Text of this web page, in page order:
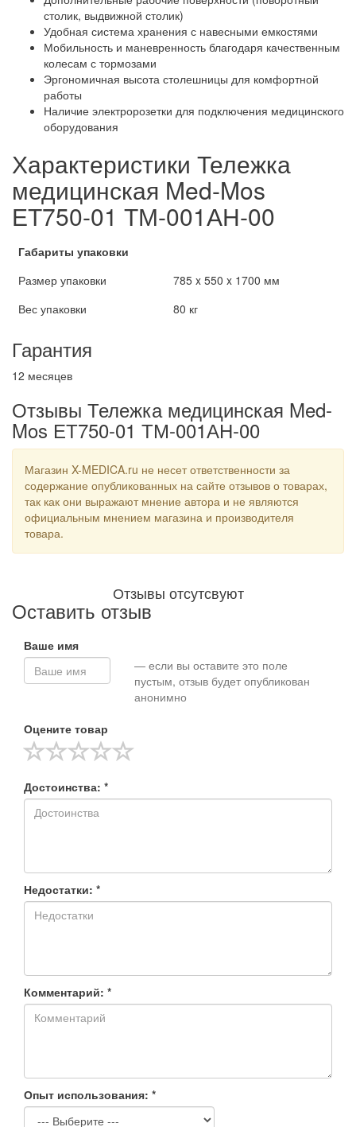
столик, выдвижной столик)
Удобная система хранения с навесными емкостями
Мобильность и маневренность благодаря качественным
колесам с тормозами
Эргономичная высота столешницы для комфортной
работы
Наличие электророзетки для подключения медицинского
оборудования
Характеристики Тележка
медицинская Med-Mos
ЕТ750-01 ТМ-001АН-00
Габариты упаковки
Размер упаковки
785 x 550 x 1700 мм
Вес упаковки
80 кг
Гарантия
12 месяцев
Отзывы Тележка медицинская Med-
Mos ЕТ750-01 ТМ-001АН-00
Магазин X-MEDICA.ru не несет ответственности за
содержание опубликованных на сайте отзывов о товарах,
так как они выражают мнение автора и не являются
официальным мнением магазина и производителя
товара.
Отзывы отсутсвуют
Оставить отзыв
Ваше имя
— если вы оставите это поле
пустым, отзыв будет опубликован
анонимно
Оцените товар
Достоинства: *
Недостатки: *
Комментарий: *
Опыт использования: *